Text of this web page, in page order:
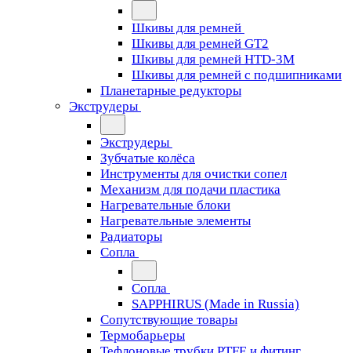
Шкивы для ремней
Шкивы для ремней GT2
Шкивы для ремней HTD-3M
Шкивы для ремней с подшипниками
Планетарные редукторы
Экструдеры
Экструдеры
Зубчатые колёса
Инструменты для очистки сопел
Механизм для подачи пластика
Нагревательные блоки
Нагревательные элементы
Радиаторы
Сопла
Сопла
SAPPHIRUS (Made in Russia)
Сопутствующие товары
Термобарьеры